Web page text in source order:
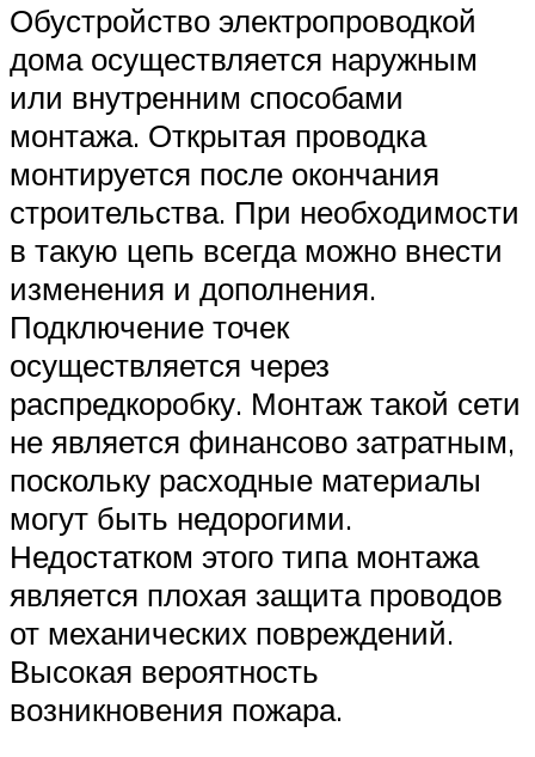
Обустройство электропроводкой
дома осуществляется наружным
или внутренним способами
монтажа. Открытая проводка
монтируется после окончания
строительства. При необходимости
в такую цепь всегда можно внести
изменения и дополнения.
Подключение точек
осуществляется через
распредкоробку. Монтаж такой сети
не является финансово затратным,
поскольку расходные материалы
могут быть недорогими.
Недостатком этого типа монтажа
является плохая защита проводов
от механических повреждений.
Высокая вероятность
возникновения пожара.